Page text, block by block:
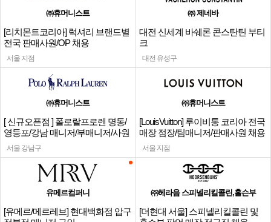
㈜휴머니스트
[리치몬트코리아] 럭셔리 브랜드별
전국 판매사원/OP 채용
서울 지점
㈜ 제네바
대전 신세계 바쉐론 콘스탄틴 부티
크
대전 유성구
㈜휴머니스트
[ 신규오픈점 ] 폴로랄프로렌 명동/
영등포/강남 매니저/부매니저/사원
서울 강남구
㈜휴머니스트
[LouisVuitton] 루이비통 코리아 전국
매장 점장/팀매니저/판매사원 채용
서울 지점
유메르컴퍼니
[유메르/메르레브] 현대백화점 압구
㈜헤라음 스피넬리킬콜린,홀슨부
[더현대 서울] 스피넬리킬콜린 및